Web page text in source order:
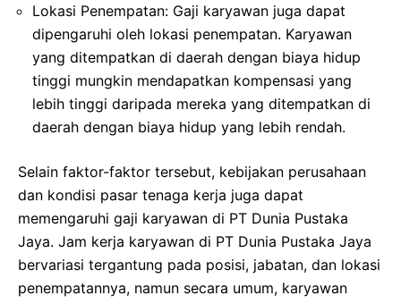
Lokasi Penempatan: Gaji karyawan juga dapat
dipengaruhi oleh lokasi penempatan. Karyawan
yang ditempatkan di daerah dengan biaya hidup
tinggi mungkin mendapatkan kompensasi yang
lebih tinggi daripada mereka yang ditempatkan di
daerah dengan biaya hidup yang lebih rendah.
Selain faktor-faktor tersebut, kebijakan perusahaan
dan kondisi pasar tenaga kerja juga dapat
memengaruhi gaji karyawan di PT Dunia Pustaka
Jaya. Jam kerja karyawan di PT Dunia Pustaka Jaya
bervariasi tergantung pada posisi, jabatan, dan lokasi
penempatannya, namun secara umum, karyawan